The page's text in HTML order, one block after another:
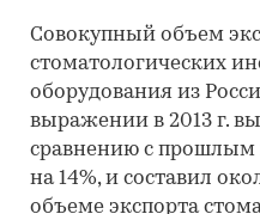
Совокупный объем
стоматологических
оборудования из
выражении в 2013 г.
сравнению с прошлым
на 14%, и составил
объеме экспорта